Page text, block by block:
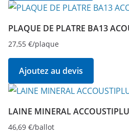
PLAQUE DE PLATRE BA13
27,55 €/plaque
Ajoutez au devis
LAINE MINERAL
46,69 €/ballot